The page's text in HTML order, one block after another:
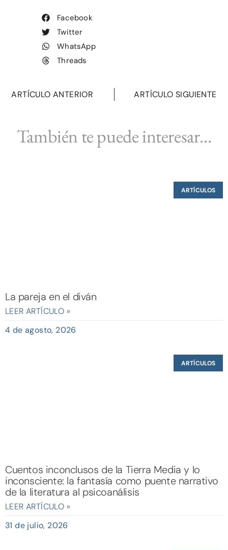
Facebook
Twitter
WhatsApp
Threads
ARTÍCULO ANTERIOR ARTÍCULO SIGUIENTE
También te puede interesar...
ARTÍCULOS
La pareja en el diván
LEER ARTÍCULO »
4 de agosto, 2026
ARTÍCULOS
Cuentos inconclusos de la Tierra Media y lo
inconsciente: la fantasía como puente narrativo
de la literatura al psicoanálisis
LEER ARTÍCULO »
31 de julio, 2026